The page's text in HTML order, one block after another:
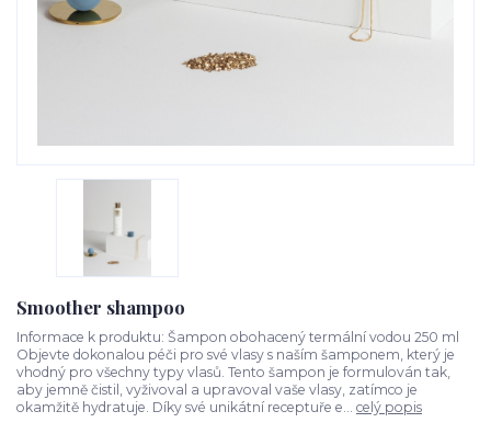
Smoother shampoo
Informace k produktu: Šampon obohacený termální vodou 250 ml
Objevte dokonalou péči pro své vlasy s naším šamponem, který je
vhodný pro všechny typy vlasů. Tento šampon je formulován tak,
aby jemně čistil, vyživoval a upravoval vaše vlasy, zatímco je
okamžitě hydratuje. Díky své unikátní receptuře e... celý popis